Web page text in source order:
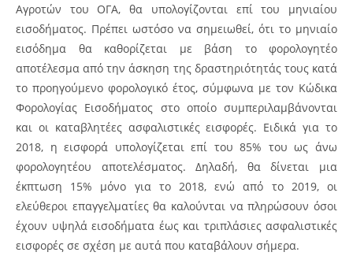
Αγροτών του ΟΓΑ, θα υπολογίζονται επί του μηνιαίου
εισοδήματος. Πρέπει ωστόσο να σημειωθεί, ότι το μηνιαίο
εισόδημα θα καθορίζεται με βάση το φορολογητέο
αποτέλεσμα από την άσκηση της δραστηριότητάς τους κατά
το προηγούμενο φορολογικό έτος, σύμφωνα με τον Κώδικα
Φορολογίας Εισοδήματος στο οποίο συμπεριλαμβάνονται
και οι καταβλητέες ασφαλιστικές εισφορές. Ειδικά για το
2018, η εισφορά υπολογίζεται επί του 85% του ως άνω
φορολογητέου αποτελέσματος. Δηλαδή, θα δίνεται μια
έκπτωση 15% μόνο για το 2018, ενώ από το 2019, οι
ελεύθεροι επαγγελματίες θα καλούνται να πληρώσουν όσοι
έχουν υψηλά εισοδήματα έως και τριπλάσιες ασφαλιστικές
εισφορές σε σχέση με αυτά που καταβάλουν σήμερα.